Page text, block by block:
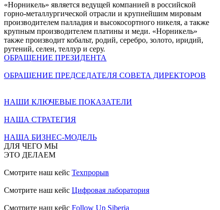
«Норникель» является ведущей компанией в российской
горно-металлургической отрасли и крупнейшим мировым
производителем палладия и высокосортного никеля, а также
крупным производителем платины и меди. «Норникель»
также производит кобальт, родий, серебро, золото, иридий,
рутений, селен, теллур и серу.
ОБРАЩЕНИЕ ПРЕЗИДЕНТА
ОБРАЩЕНИЕ ПРЕДСЕДАТЕЛЯ СОВЕТА ДИРЕКТОРОВ
НАШИ КЛЮЧЕВЫЕ ПОКАЗАТЕЛИ
НАША СТРАТЕГИЯ
НАША БИЗНЕС-МОДЕЛЬ
ДЛЯ ЧЕГО МЫ
ЭТО ДЕЛАЕМ
Смотрите наш кейс Техпрорыв
Смотрите наш кейс Цифровая лаборатория
Смотрите наш кейс Follow Up Siberia